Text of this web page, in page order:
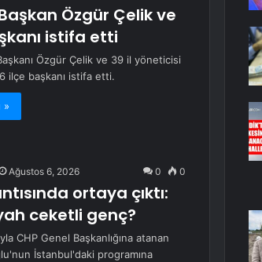
Özgür Çelik ve
istifa etti
Özgür Çelik ve 39 il yöneticisi
ilçe başkanı istifa etti.
»
Ağustos 6, 2026 0 0
ortaya çıktı:
ceketli genç?
CHP Genel Başkanlığına atanan
İstanbul'daki programına